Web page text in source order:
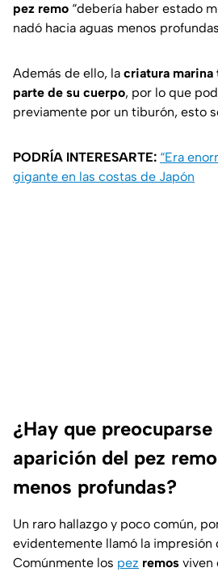
pez remo “debería haber estado
nadó hacia aguas menos
Además de ello, la criatura marina
parte de su cuerpo, por lo que
previamente por un tiburón, esto
PODRÍA INTERESARTE: “Era
gigante en las costas de Japón
¿Hay que
aparición del pez
menos profundas?
Un raro hallazgo y poco común,
evidentemente llamó la impresión
Comúnmente los pez remos viven